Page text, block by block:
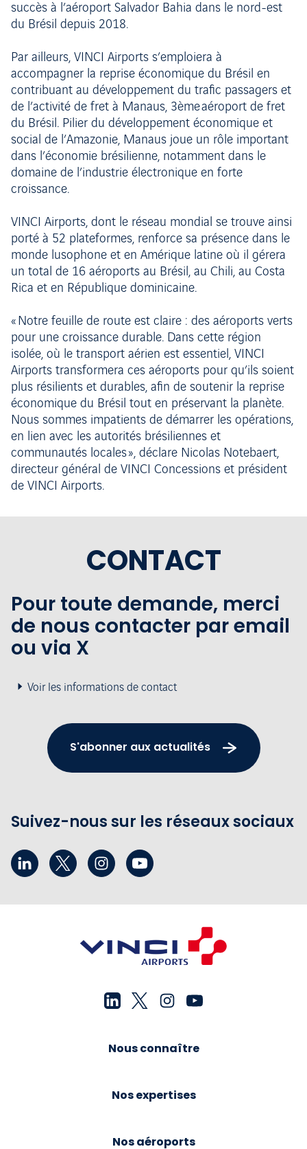
succès à l’aéroport Salvador Bahia dans le nord-est
du Brésil depuis 2018.
Par ailleurs, VINCI Airports s’emploiera à
accompagner la reprise économique du Brésil en
contribuant au développement du trafic passagers et
de l’activité de fret à Manaus, 3ème aéroport de fret
du Brésil. Pilier du développement économique et
social de l’Amazonie, Manaus joue un rôle important
dans l’économie brésilienne, notamment dans le
domaine de l’industrie électronique en forte
croissance.
VINCI Airports, dont le réseau mondial se trouve ainsi
porté à 52 plateformes, renforce sa présence dans le
monde lusophone et en Amérique latine où il gérera
un total de 16 aéroports au Brésil, au Chili, au Costa
Rica et en République dominicaine.
« Notre feuille de route est claire : des aéroports verts
pour une croissance durable. Dans cette région
isolée, où le transport aérien est essentiel, VINCI
Airports transformera ces aéroports pour qu’ils soient
plus résilients et durables, afin de soutenir la reprise
économique du Brésil tout en préservant la planète.
Nous sommes impatients de démarrer les opérations,
en lien avec les autorités brésiliennes et
communautés locales », déclare Nicolas Notebaert,
directeur général de VINCI Concessions et président
de VINCI Airports.
CONTACT
Pour toute demande, merci
de nous contacter par email
ou via X
Voir les informations de contact
S'abonner aux actualités
Suivez-nous sur les réseaux sociaux
Nous connaître
Nos expertises
Nos aéroports